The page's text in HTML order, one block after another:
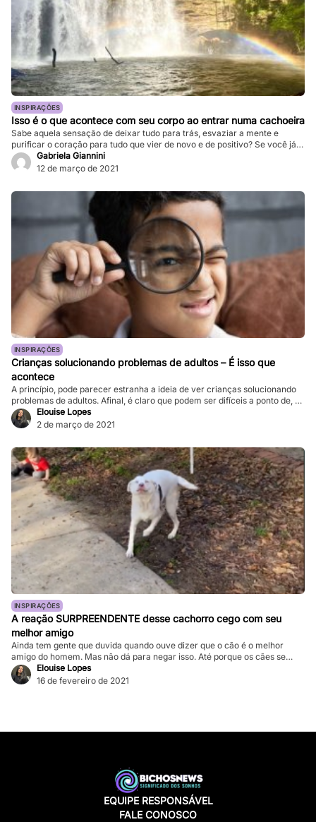
INSPIRAÇÕES
Isso é o que acontece com seu corpo ao entrar numa cachoeira
Sabe aquela sensação de deixar tudo para trás, esvaziar a mente e
purificar o coração para tudo que vier de novo e de positivo? Se você já
tomou um banho de cachoeira, você vai entender. Realmente o contato
com natureza, com a água e as florestas é revigorante e também é
Gabriela Giannini
12 de março de 2021
INSPIRAÇÕES
Crianças solucionando problemas de adultos – É isso que
acontece
A princípio, pode parecer estranha a ideia de ver crianças solucionando
problemas de adultos. Afinal, é claro que podem ser difíceis a ponto de, às
vezes, nem eles conseguirem resolver. É claro que os adultos têm
cérebros mais desenvolvidos do que as crianças, assim como têm mais
Elouise Lopes
2 de março de 2021
INSPIRAÇÕES
A reação SURPREENDENTE desse cachorro cego com seu
melhor amigo
Ainda tem gente que duvida quando ouve dizer que o cão é o melhor
amigo do homem. Mas não dá para negar isso. Até porque os cães se
apegam demais aos seus donos. Não guardam mágoa, nem alimentam
sentimentos ruins. Aliás, de maneira muito dócil, fazem tudo que podem
Elouise Lopes
16 de fevereiro de 2021
EQUIPE RESPONSÁVEL
FALE CONOSCO